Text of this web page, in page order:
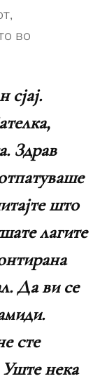
во
сјај.
Здрав
што
лагите
Да ви се
сте
нека